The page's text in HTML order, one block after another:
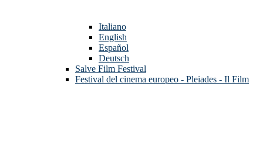
Italiano
English
Español
Deutsch
Salve Film Festival
Festival del cinema europeo - Pleiades - Il Film